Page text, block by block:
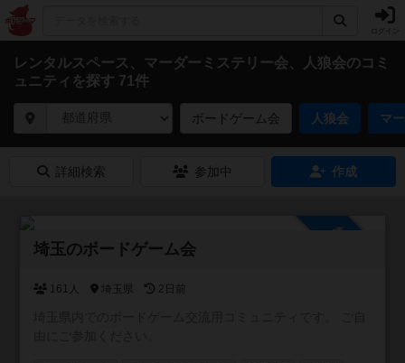
レンタルスペース、マーダーミステリー会、人狼会のコミ
ュニティを探す 71件
ボードゲーム会 人狼会 マ
詳細検索 参加中 作成
埼玉のボードゲーム会
161人 埼玉県 2日前